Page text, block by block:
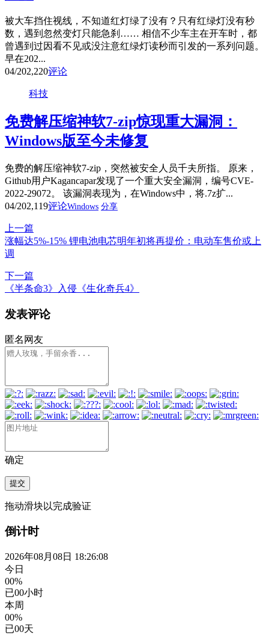
被大车挡住视线，不知道红灯绿了没有？只有红绿灯没有秒
数，遇到忽然变灯只能急刹…… 相信不少车主在开车时，都
曾遇到过因看不见或没注意红绿灯读秒而引发的一系列问题。
早在202...
04/202,220评论
科技
免费解压缩神软7-zip惊现重大漏洞：
Windows版至今未修复
免费的解压缩神软7-zip，突然被安全人员千夫所指。 原来，
Github用户Kagancapar发现了一个重大安全漏洞，编号CVE-
2022-29072。 该漏洞表现为，在Windows中，将.7z扩...
04/202,119评论Windows 分享
上一篇
涨幅达5%-15% 锂电池电芯明年初将再提价：电动车售价或上
调
下一篇
《半条命3》入侵《生化奇兵4》
发表评论
匿名网友
确定
提交
拖动滑块以完成验证
倒计时
2026年08月08日 18:26:09
今日
00%
已00小时
本周
00%
已00天